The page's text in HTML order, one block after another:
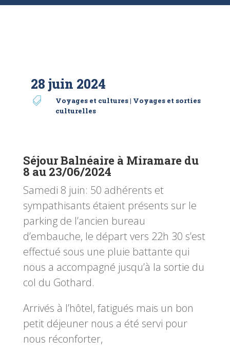
28 juin 2024
 Voyages et cultures| Voyages et sorties
culturelles
Séjour Balnéaire à Miramare du
8 au 23/06/2024
Samedi 8 juin: 50 adhérents et
sympathisants étaient présents sur le
parking de l’ancien bureau
d’embauche, le départ vers 22h 30 s’est
effectué sous une pluie battante qui
nous a accompagné jusqu’à la sortie du
col du Gothard.
Arrivés à l’hôtel, fatigués mais un bon
petit déjeuner nous a été servi pour
nous réconforter,